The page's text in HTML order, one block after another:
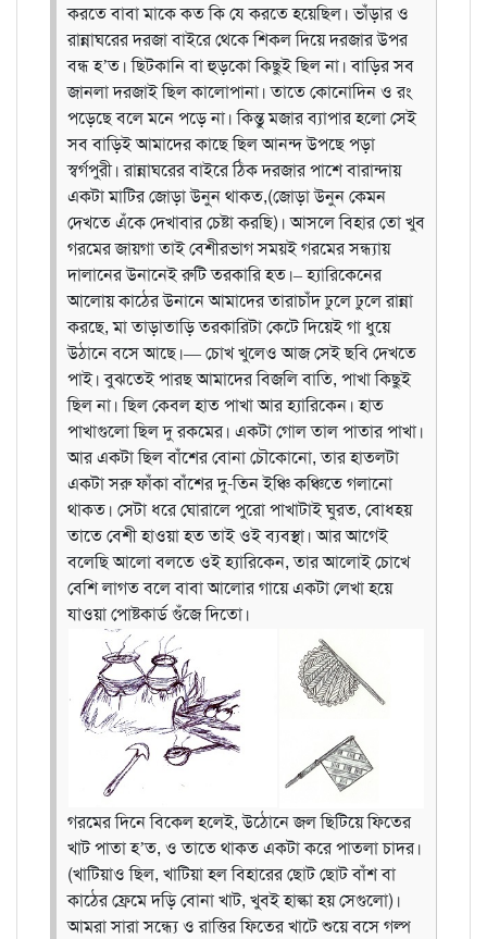
করতে বাবা মাকে কত কি যে করতে হয়েছিল।ভাঁড়ার ও
রান্নাঘরের দরজা বাইরে থেকে শিকল দিয়ে দরজার উপর
বন্ধ হ’ত। ছিটকানি বা হুড়কো কিছুই ছিল না। বাড়ির সব
জানলা দরজাই ছিল কালোপানা। তাতে কোনোদিন ও রং
পড়েছে বলে মনে পড়ে না। কিন্তু মজার ব্যাপার হলো সেই
সব বাড়িই আমাদের কাছে ছিল আনন্দ উপছে পড়া
স্বর্গপুরী। রান্নাঘরের বাইরে ঠিক দরজার পাশে বারান্দায়
একটা মাটির জোড়া উনুন থাকত,(জোড়া উনুন কেমন
দেখতে এঁকে দেখাবার চেষ্টা করছি)। আসলে বিহার তো খুব
গরমের জায়গা তাই বেশীরভাগ সময়ই গরমের সন্ধ্যায়
দালানের উনানেই রুটি তরকারি হত।– হ্যারিকেনের
আলোয় কাঠের উনানে আমাদের তারাচাঁদ ঢুলে ঢুলে রান্না
করছে, মা তাড়াতাড়ি তরকারিটা কেটে দিয়েই গা ধুয়ে
উঠানে বসে আছে।— চোখ খুলেও আজ সেই ছবি দেখতে
পাই। বুঝতেই পারছ আমাদের বিজলি বাতি, পাখা কিছুই
ছিল না। ছিল কেবল হাত পাখা আর হ্যারিকেন। হাত
পাখাগুলো ছিল দু রকমের। একটা গোল তাল পাতার পাখা।
আর একটা ছিল বাঁশের বোনা চৌকোনো, তার হাতলটা
একটা সরু ফাঁকা বাঁশের দু-তিন ইঞ্চি কঞ্চিতে গলানো
থাকত। সেটা ধরে ঘোরালে পুরো পাখাটাই ঘুরত, বোধহয়
তাতে বেশী হাওয়া হত তাই ওই ব্যবস্থা। আর আগেই
বলেছি আলো বলতে ওই হ্যারিকেন, তার আলোই চোখে
বেশি লাগত বলে বাবা আলোর গায়ে একটা লেখা হয়ে
যাওয়া পোষ্টকার্ড গুঁজে দিতো।
গরমের দিনে বিকেল হলেই, উঠোনে জল ছিটিয়ে ফিতের
খাট পাতা হ’ত, ও তাতে থাকত একটা করে পাতলা চাদর।
(খাটিয়াও ছিল, খাটিয়া হল বিহারের ছোট ছোট বাঁশ বা
কাঠের ফ্রেমে দড়ি বোনা খাট, খুবই হাল্কা হয় সেগুলো)।
আমরা সারা সন্ধ্যে ও রাত্তির ফিতের খাটে শুয়ে বসে গল্প